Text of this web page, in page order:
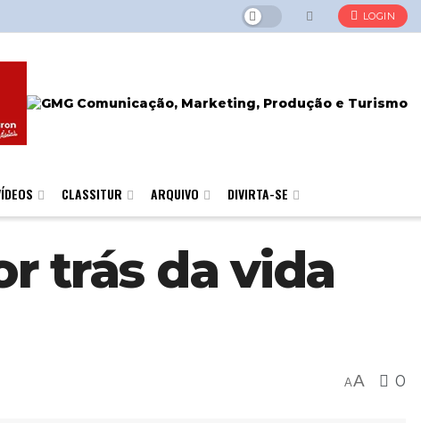
LOGIN
CLASSITUR ARQUIVO DIVIRTA-SE
trás da vida
AA 0